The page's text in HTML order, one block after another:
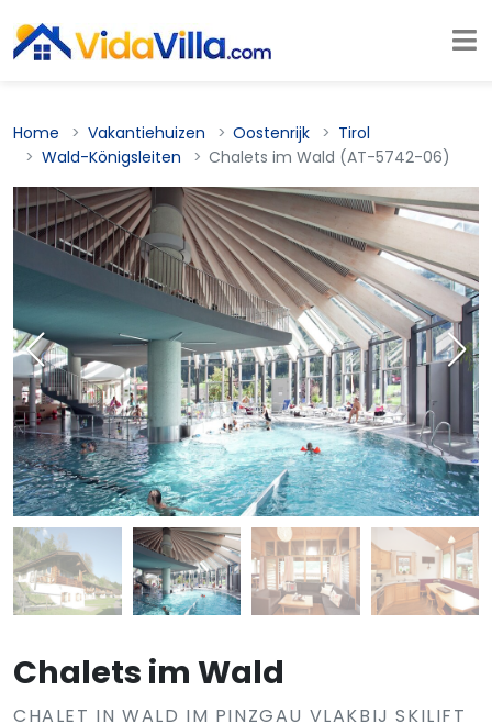
Home Vakantiehuizen Oostenrijk
Tirol
Wald-Königsleiten
Chalets im Wald (AT-5742-06)
Chalets im Wald
CHALET IN WALD IM PINZGAU VLAKBIJ SKILIFT